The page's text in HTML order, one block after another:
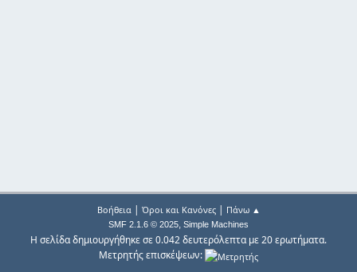
Βοήθεια| Όροι και Κανόνες| Πάνω ▲
SMF 2.1.6 © 2025, Simple Machines
Η σελίδα δημιουργήθηκε σε 0.042 δευτερόλεπτα με 20 ερωτήματα.
Μετρητής επισκέψεων: